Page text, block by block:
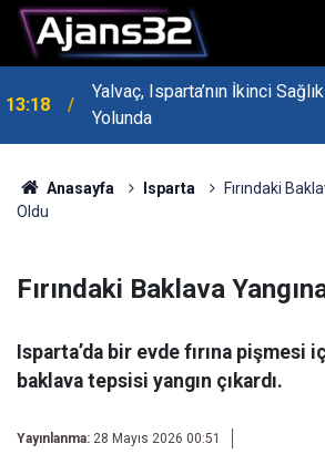
Yalvaç, Isparta’nın İkinci
Yolunda
13:14
MHP Genel Başkan
Konuştu
Anasayfa Isparta
Fırındaki
Oldu
Fırındaki Baklava
Isparta’da bir evde fırına pişmesi
baklava tepsisi yangın çıkardı.
Yayınlanma: 28 Mayıs 2026 00:51